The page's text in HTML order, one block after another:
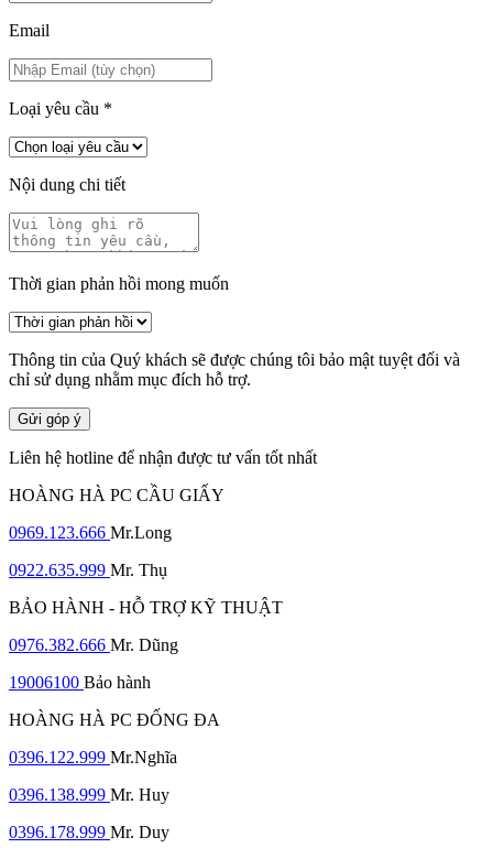
Email
Loại yêu cầu *
Nội dung chi tiết
Thời gian phản hồi mong muốn
Thông tin của Quý khách sẽ được chúng tôi bảo mật tuyệt đối và
chỉ sử dụng nhằm mục đích hỗ trợ.
Gửi góp ý
Liên hệ hotline để nhận được tư vấn tốt nhất
HOÀNG HÀ PC CẦU GIẤY
0969.123.666 Mr.Long
0922.635.999 Mr. Thụ
BẢO HÀNH - HỖ TRỢ KỸ THUẬT
0976.382.666 Mr. Dũng
19006100 Bảo hành
HOÀNG HÀ PC ĐỐNG ĐA
0396.122.999 Mr.Nghĩa
0396.138.999 Mr. Huy
0396.178.999 Mr. Duy